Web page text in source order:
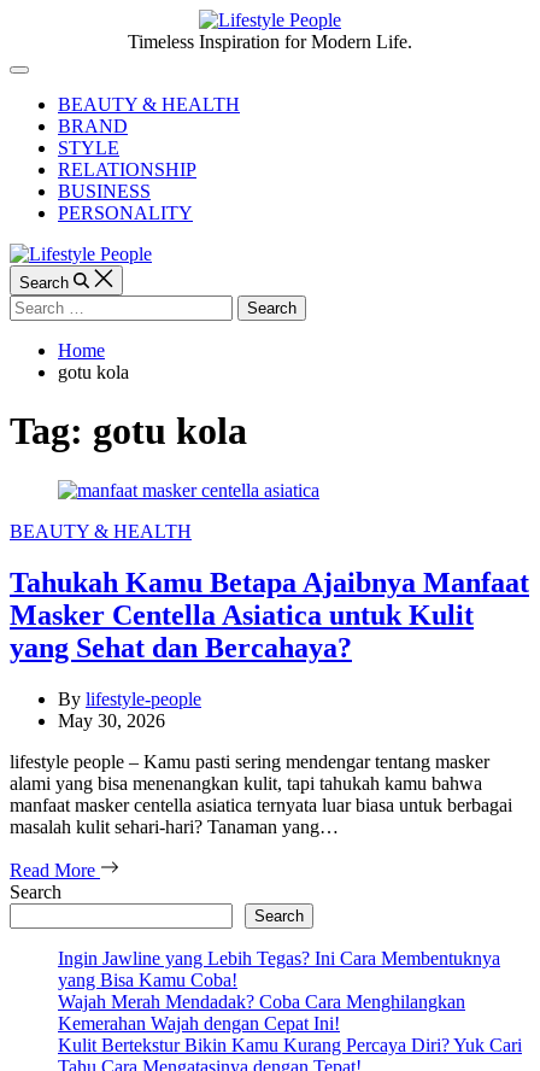
content
People
Timeless Inspiration for Modern Life.
Off
CanvasBEAUTY & HEALTH
BRAND
STYLE
RELATIONSHIP
BUSINESS
PERSONALITY
Search
Search
for:
Home
gotu kola
Tag: gotu kola
Categories
BEAUTY & HEALTH
Tahukah Kamu Betapa Ajaibnya Manfaat
Masker Centella Asiatica untuk Kulit
yang Sehat dan Bercahaya?
By lifestyle-people
May 30, 2026
lifestyle people – Kamu pasti sering mendengar tentang masker
alami yang bisa menenangkan kulit, tapi tahukah kamu bahwa
manfaat masker centella asiatica ternyata luar biasa untuk berbagai
masalah kulit sehari-hari? Tanaman yang…
Read More
Search
Search
Ingin Jawline yang Lebih Tegas? Ini Cara Membentuknya
yang Bisa Kamu Coba!
Wajah Merah Mendadak? Coba Cara Menghilangkan
Kemerahan Wajah dengan Cepat Ini!
Kulit Bertekstur Bikin Kamu Kurang Percaya Diri? Yuk Cari
Tahu Cara Mengatasinya dengan Tepat!